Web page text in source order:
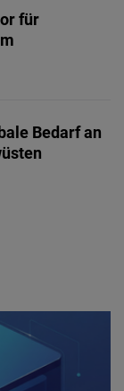
für
Bedarf an